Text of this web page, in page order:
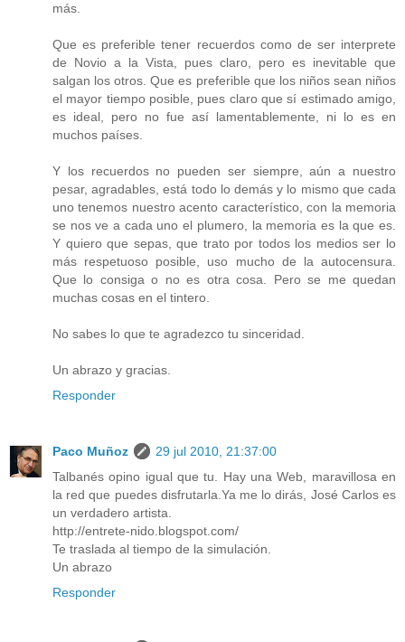
más.
Que es preferible tener recuerdos como de ser interprete
de Novio a la Vista, pues claro, pero es inevitable que
salgan los otros. Que es preferible que los niños sean niños
el mayor tiempo posible, pues claro que sí estimado amigo,
es ideal, pero no fue así lamentablemente, ni lo es en
muchos países.
Y los recuerdos no pueden ser siempre, aún a nuestro
pesar, agradables, está todo lo demás y lo mismo que cada
uno tenemos nuestro acento característico, con la memoria
se nos ve a cada uno el plumero, la memoria es la que es.
Y quiero que sepas, que trato por todos los medios ser lo
más respetuoso posible, uso mucho de la autocensura.
Que lo consiga o no es otra cosa. Pero se me quedan
muchas cosas en el tintero.
No sabes lo que te agradezco tu sinceridad.
Un abrazo y gracias.
Responder
Paco Muñoz
29 jul 2010, 21:37:00
Talbanés opino igual que tu. Hay una Web, maravillosa en
la red que puedes disfrutarla.Ya me lo dirás, José Carlos es
un verdadero artista.
http://entrete-nido.blogspot.com/
Te traslada al tiempo de la simulación.
Un abrazo
Responder